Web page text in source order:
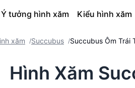
Ý tưởng hình xăm Kiểu hình xăm
xăm /Succubus /Succubus Ôm Trái
Hình Xăm